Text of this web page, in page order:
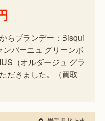
らブランデー：Bisqui
パーニュ グリーンボ
（オルダージュ グラ
だきました。（買取